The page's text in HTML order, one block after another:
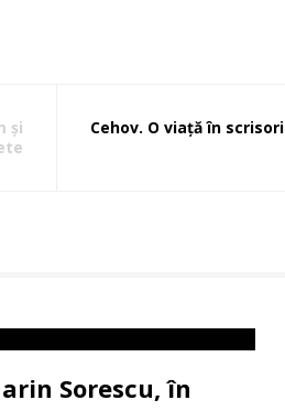
și
Cehov. O viață în scrisori
Sorescu, în